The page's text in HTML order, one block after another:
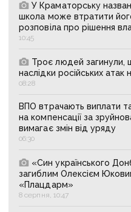
У Краматорську
школа може втратити
розповіла про рішення
10:45
Троє людей загинули,
наслідки російських атак
08:28
ВПО втрачають виплати
на компенсації за
вимагає змін від уряду
06:30
«Син українського
загиблим Олексієм
«Плацдарм»
8 серпня, 10:47